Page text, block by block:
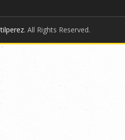
. All Rights Reserved.